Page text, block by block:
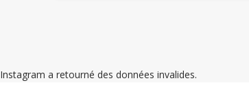
Instagram a retourné des données invalides.